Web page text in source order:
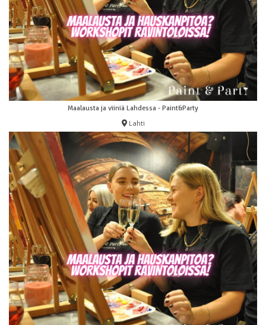
Maalausta ja viiniä Lahdessa - Paint&Party
Lahti